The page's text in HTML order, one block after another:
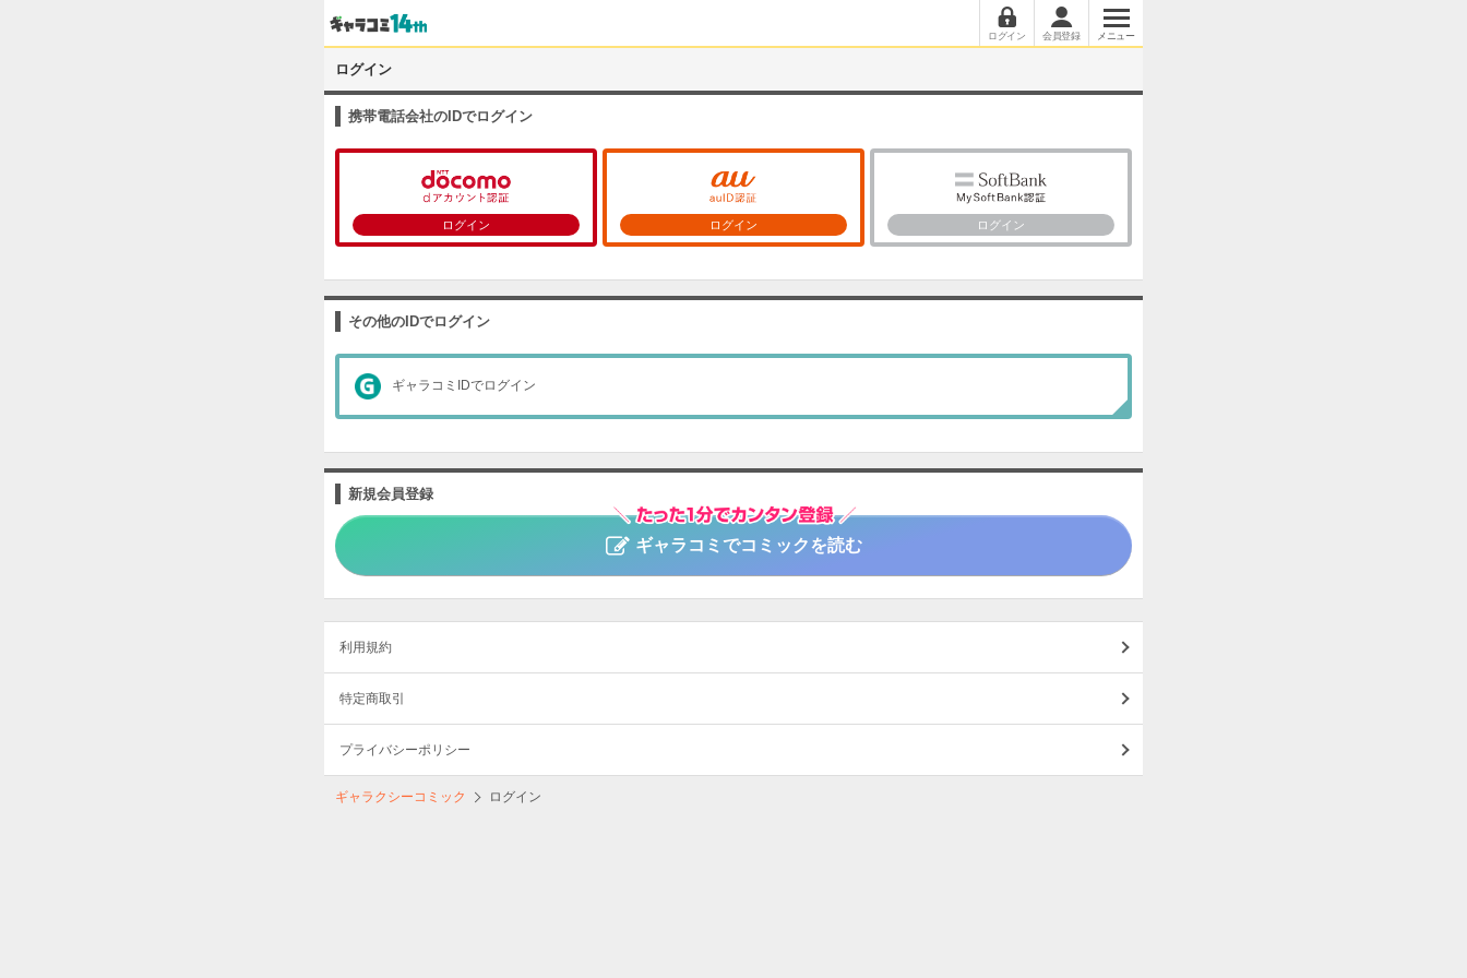
ログイン 会員登録 メニュー
ログイン
携帯電話会社のIDでログイン
ログイン ログイン ログイン
その他のIDでログイン
ギャラコミIDでログイン
新規会員登録
ギャラコミでコミックを読む
利用規約
特定商取引
プライバシーポリシー
ギャラクシーコミック ログイン